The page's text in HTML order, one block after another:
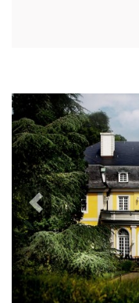
Previous